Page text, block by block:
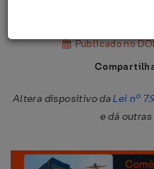
Lei Nº 10453
Publicado no
Altera dispositivo daLei nº
e dá